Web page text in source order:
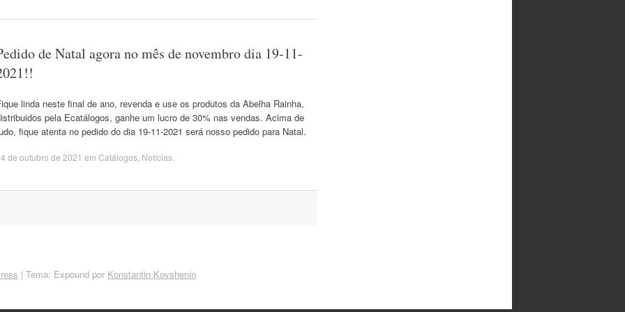
de Natal agora no mês de novembro dia 19-11-
linda neste final de ano, revenda e use os produtos da Abelha Rainha,
pela Ecatálogos, ganhe um lucro de 30% nas vendas. Acima de
fique atenta no pedido do dia 19-11-2021 será nosso pedido para Natal.
de outubro de 2021 em Catálogos, Notícias.
| Tema: Expound por Konstantin Kovshenin